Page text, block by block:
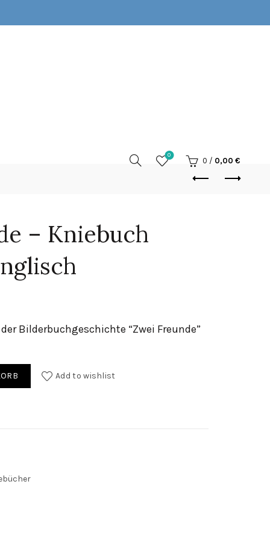
0
0 / 0,00 €
– Kniebuch
Bilderbuchgeschichte “Zwei Freunde”
/ englisch quantity
Add to wishlist